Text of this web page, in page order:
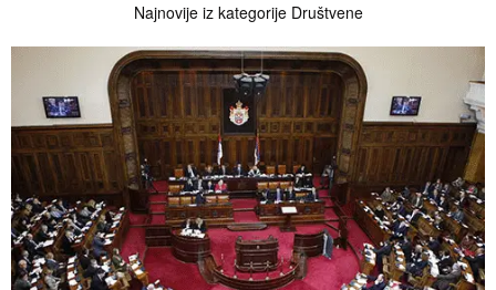
Najnovije iz kategorije Društvene